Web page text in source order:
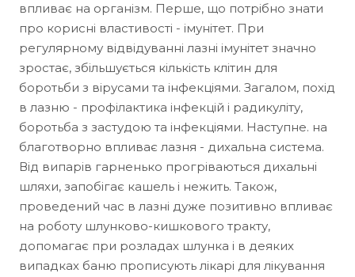
впливає на організм. Перше, що потрібно знати
про корисні властивості - імунітет. При
регулярному відвідуванні лазні імунітет значно
зростає, збільшується кількість клітин для
боротьби з вірусами та інфекціями. Загалом, похід
в лазню - профілактика інфекцій і радикуліту,
боротьба з застудою та інфекціями. Наступне. на
благотворно впливає лазня - дихальна система.
Від випарів гарненько прогріваються дихальні
шляхи, запобігає кашель і нежить. Також,
проведений час в лазні дуже позитивно впливає
на роботу шлунково-кишкового тракту,
допомагає при розладах шлунка і в деяких
випадках баню прописують лікарі для лікування